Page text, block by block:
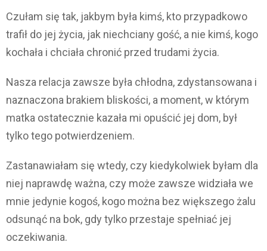
Czułam się tak, jakbym była kimś, kto przypadkowo
trafił do jej życia, jak niechciany gość, a nie kimś, kogo
kochała i chciała chronić przed trudami życia.
Nasza relacja zawsze była chłodna, zdystansowana i
naznaczona brakiem bliskości, a moment, w którym
matka ostatecznie kazała mi opuścić jej dom, był
tylko tego potwierdzeniem.
Zastanawiałam się wtedy, czy kiedykolwiek byłam dla
niej naprawdę ważna, czy może zawsze widziała we
mnie jedynie kogoś, kogo można bez większego żalu
odsunąć na bok, gdy tylko przestaje spełniać jej
oczekiwania.